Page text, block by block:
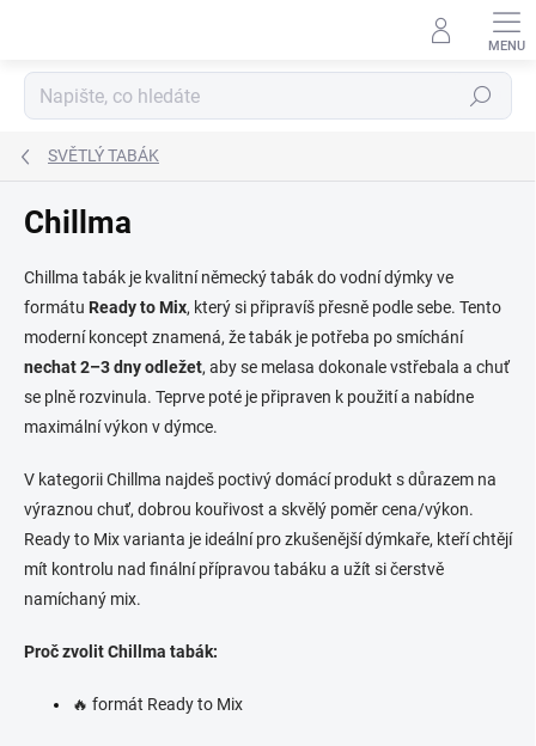
Hledat
SVĚTLÝ TABÁK
Chillma
Chillma tabák je kvalitní německý tabák do vodní dýmky ve
formátu Ready to Mix, který si připravíš přesně podle sebe. Tento
moderní koncept znamená, že tabák je potřeba po smíchání
nechat 2–3 dny odležet, aby se melasa dokonale vstřebala a chuť
se plně rozvinula. Teprve poté je připraven k použití a nabídne
maximální výkon v dýmce.
V kategorii Chillma najdeš poctivý domácí produkt s důrazem na
výraznou chuť, dobrou kouřivost a skvělý poměr cena/výkon.
Ready to Mix varianta je ideální pro zkušenější dýmkaře, kteří chtějí
mít kontrolu nad finální přípravou tabáku a užít si čerstvě
namíchaný mix.
Proč zvolit Chillma tabák:
🔥 formát Ready to Mix